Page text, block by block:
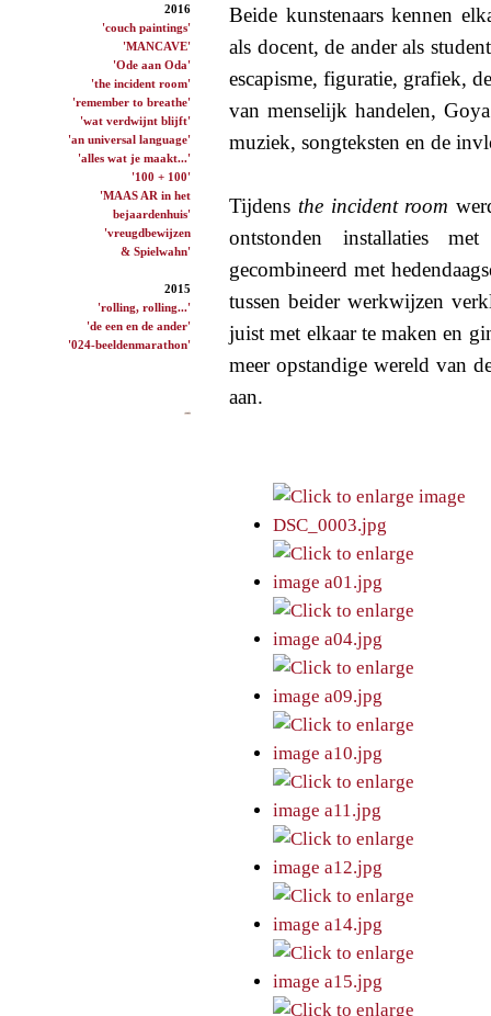
2016
'couch paintings'
'MANCAVE'
'Ode aan Oda'
'the incident room'
'remember to breathe'
'wat verdwijnt blijft'
'an universal language'
'alles wat je maakt...'
'100 + 100'
'MAAS AR in het
bejaardenhuis'
'vreugdbewijzen
& Spielwahn'
2015
'rolling, rolling...'
'de een en de ander'
'024-beeldenmarathon'
Beide kunstenaars kennen
als docent, de ander als
escapisme, figuratie, grafiek,
van menselijk handelen,
muziek, songteksten en de
Tijdens the incident room
ontstonden installaties
gecombineerd met
tussen beider werkwijzen
juist met elkaar te maken en
meer opstandige wereld van
aan.